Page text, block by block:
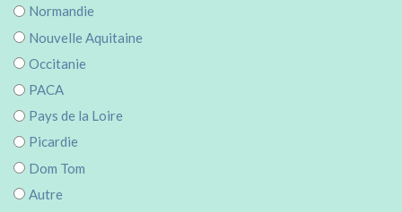
Normandie
Nouvelle Aquitaine
Occitanie
PACA
Pays de la Loire
Picardie
Dom Tom
Autre